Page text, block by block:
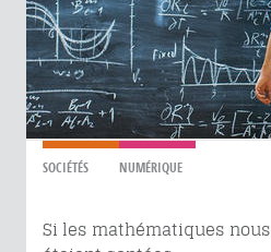
SOCIÉTÉS NUMÉRIQUE
Si les mathématiques nous